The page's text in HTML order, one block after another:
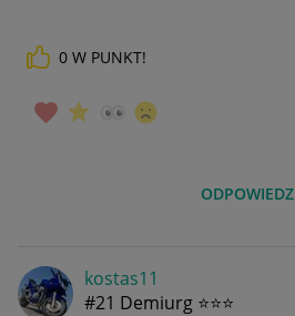
0 W PUNKT!
ODPOWIEDZ
kostas11
#21 Demiurg ⭐⭐⭐